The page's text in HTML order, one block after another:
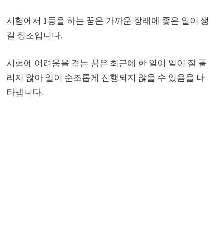
시험에서 1등을 하는 꿈은 가까운 장래에 좋은 일이 생
길 징조입니다.
시험에 어려움을 겪는 꿈은 최근에 한 일이 일이 잘 풀
리지 않아 일이 순조롭게 진행되지 않을 수 있음을 나
타냅니다.